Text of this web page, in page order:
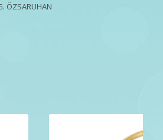
ÖZSARUHAN